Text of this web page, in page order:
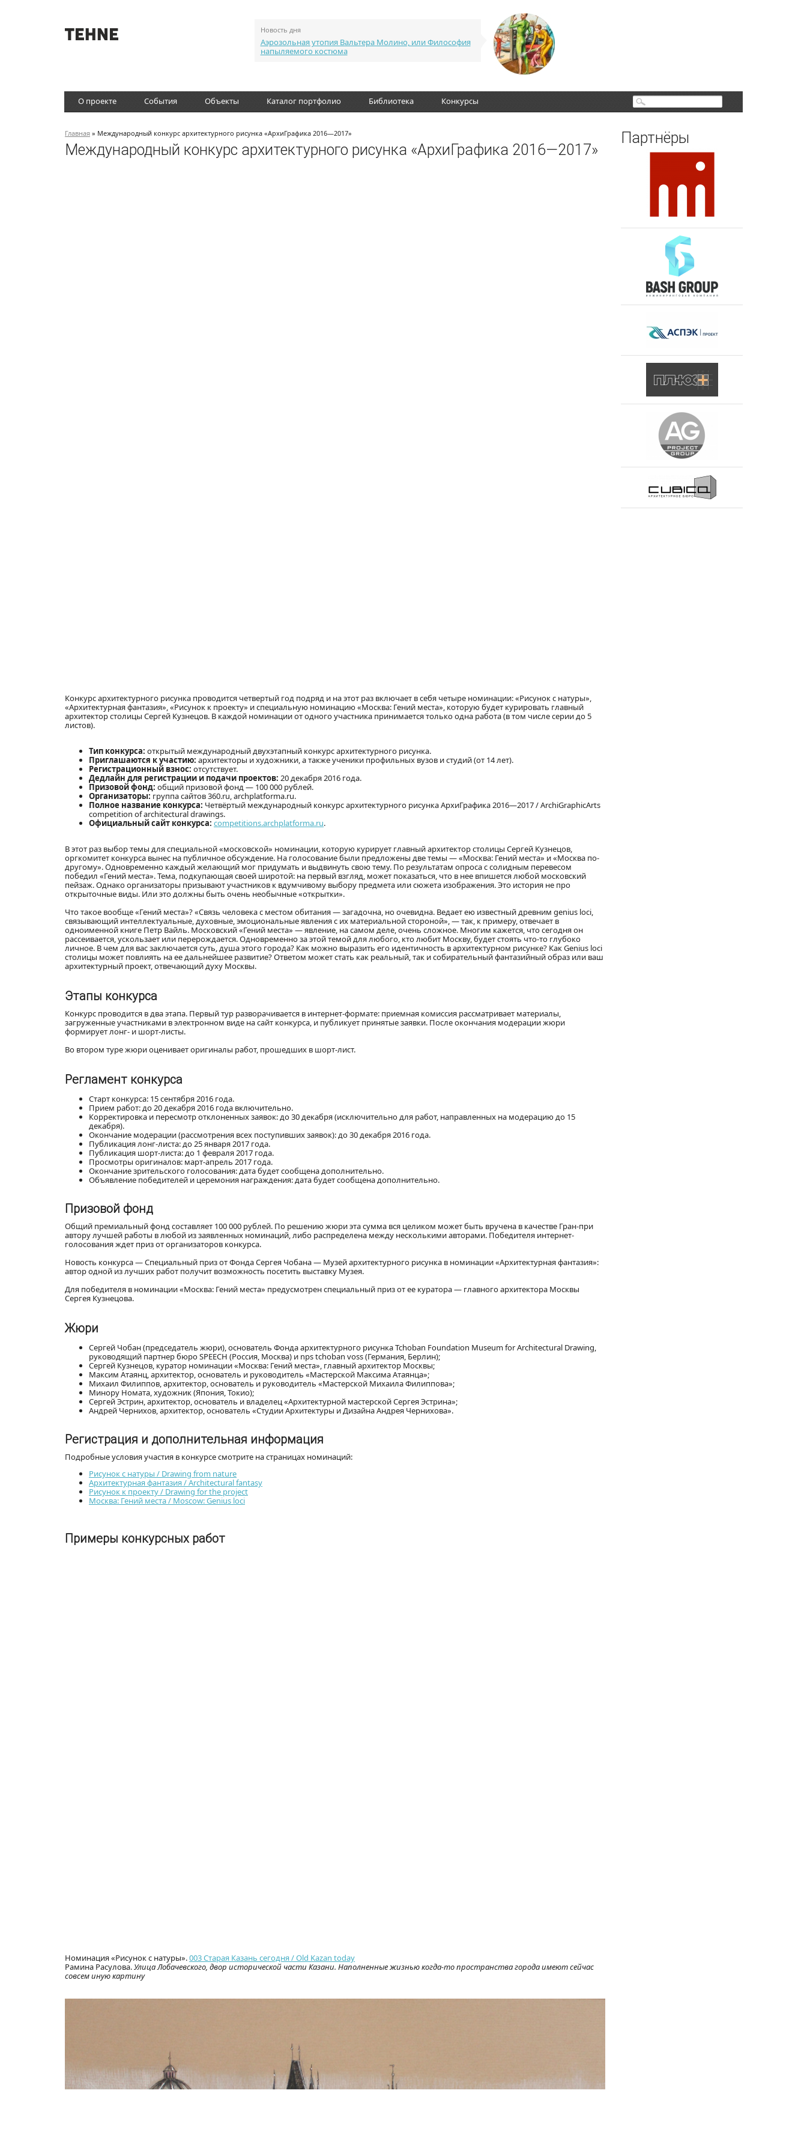
Новость дня
Аэрозольная утопия Вальтера Молино, или Философия
напыляемого костюма
О проекте События Объекты Каталог портфолио Библиотека Конкурсы Поиск
Главная » Международный конкурс архитектурного рисунка «АрхиГрафика 2016—2017»
Международный конкурс архитектурного рисунка «АрхиГрафика 2016—2017»
Конкурс архитектурного рисунка проводится четвертый год подряд и на этот раз включает в себя четыре номинации: «Рисунок с натуры»,
«Архитектурная фантазия», «Рисунок к проекту» и специальную номинацию «Москва: Гений места», которую будет курировать главный
архитектор столицы Сергей Кузнецов. В каждой номинации от одного участника принимается только одна работа (в том числе серии до 5
листов).
Тип конкурса: открытый международный двухэтапный конкурс архитектурного рисунка.
Приглашаются к участию: архитекторы и художники, а также ученики профильных вузов и студий (от 14 лет).
Регистрационный взнос: отсутствует.
Дедлайн для регистрации и подачи проектов: 20 декабря 2016 года.
Призовой фонд: общий призовой фонд — 100 000 рублей.
Организаторы: группа сайтов 360.ru, archplatforma.ru.
Полное название конкурса: Четвёртый международный конкурс архитектурного рисунка АрхиГрафика 2016—2017 / ArchiGraphicArts
competition of architectural drawings.
Официальный сайт конкурса: competitions.archplatforma.ru.
В этот раз выбор темы для специальной «московской» номинации, которую курирует главный архитектор столицы Сергей Кузнецов,
оргкомитет конкурса вынес на публичное обсуждение. На голосование были предложены две темы — «Москва: Гений места» и «Москва по-
другому». Одновременно каждый желающий мог придумать и выдвинуть свою тему. По результатам опроса с солидным перевесом
победил «Гений места». Тема, подкупающая своей широтой: на первый взгляд, может показаться, что в нее впишется любой московский
пейзаж. Однако организаторы призывают участников к вдумчивому выбору предмета или сюжета изображения. Это история не про
открыточные виды. Или это должны быть очень необычные «открытки».
Что такое вообще «Гений места»? «Связь человека с местом обитания — загадочна, но очевидна. Ведает ею известный древним genius loci,
cвязывающий интеллектуальные, духовные, эмоциональные явления с их материальной стороной», — так, к примеру, отвечает в
одноименной книге Петр Вайль. Московский «Гений места» — явление, на самом деле, очень сложное. Многим кажется, что сегодня он
рассеивается, ускользает или перерождается. Одновременно за этой темой для любого, кто любит Москву, будет стоять что-то глубоко
личное. В чем для вас заключается суть, душа этого города? Как можно выразить его идентичность в архитектурном рисунке? Как Genius loci
столицы может повлиять на ее дальнейшее развитие? Ответом может стать как реальный, так и собирательный фантазийный образ или ваш
архитектурный проект, отвечающий духу Москвы.
Этапы конкурса
Конкурс проводится в два этапа. Первый тур разворачивается в интернет-формате: приемная комиссия рассматривает материалы,
загруженные участниками в электронном виде на сайт конкурса, и публикует принятые заявки. После окончания модерации жюри
формирует лонг- и шорт-листы.
Во втором туре жюри оценивает оригиналы работ, прошедших в шорт-лист.
Регламент конкурса
Старт конкурса: 15 сентября 2016 года.
Прием работ: до 20 декабря 2016 года включительно.
Корректировка и пересмотр отклоненных заявок: до 30 декабря (исключительно для работ, направленных на модерацию до 15
декабря).
Окончание модерации (рассмотрения всех поступивших заявок): до 30 декабря 2016 года.
Публикация лонг-листа: до 25 января 2017 года.
Публикация шорт-листа: до 1 февраля 2017 года.
Просмотры оригиналов: март-апрель 2017 года.
Окончание зрительского голосования: дата будет сообщена дополнительно.
Объявление победителей и церемония награждения: дата будет сообщена дополнительно.
Призовой фонд
Общий премиальный фонд составляет 100 000 рублей. По решению жюри эта сумма вся целиком может быть вручена в качестве Гран-при
автору лучшей работы в любой из заявленных номинаций, либо распределена между несколькими авторами. Победителя интернет-
голосования ждет приз от организаторов конкурса.
Новость конкурса — Специальный приз от Фонда Сергея Чобана — Музей архитектурного рисунка в номинации «Архитектурная фантазия»:
автор одной из лучших работ получит возможность посетить выставку Музея.
Для победителя в номинации «Москва: Гений места» предусмотрен специальный приз от ее куратора — главного архитектора Москвы
Сергея Кузнецова.
Жюри
Сергей Чобан (председатель жюри), основатель Фонда архитектурного рисунка Tchoban Foundation Museum for Architectural Drawing,
руководящий партнер бюро SPEECH (Россия, Москва) и nps tchoban voss (Германия, Берлин);
Сергей Кузнецов, куратор номинации «Москва: Гений места», главный архитектор Москвы;
Максим Атаянц, архитектор, основатель и руководитель «Мастерской Максима Атаянца»;
Михаил Филиппов, архитектор, основатель и руководитель «Мастерской Михаила Филиппова»;
Минору Номата, художник (Япония, Токио);
Сергей Эстрин, архитектор, основатель и владелец «Архитектурной мастерской Сергея Эстрина»;
Андрей Чернихов, архитектор, основатель «Студии Архитектуры и Дизайна Андрея Чернихова».
Регистрация и дополнительная информация
Подробные условия участия в конкурсе смотрите на страницах номинаций:
Рисунок с натуры / Drawing from nature
Архитектурная фантазия / Architectural fantasy
Рисунок к проекту / Drawing for the project
Москва: Гений места / Moscow: Genius loci
Примеры конкурсных работ
Номинация «Рисунок с натуры».003 Старая Казань сегодня / Old Kazan today
Рамина Расулова.Улица Лобачевского, двор исторической части Казани. Наполненные жизнью когда-то пространства города имеют сейчас
совсем иную картину
Партнёры